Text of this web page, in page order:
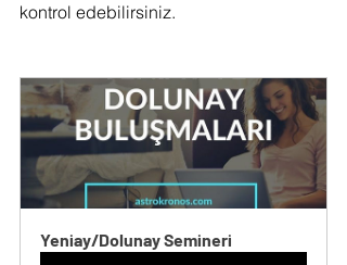
kontrol edebilirsiniz.
Yeniay/Dolunay Semineri